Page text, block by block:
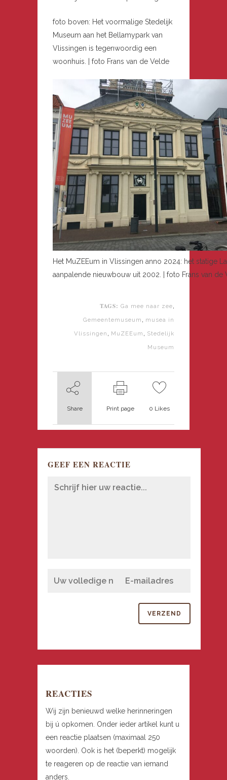
foto boven: Het voormalige Stedelijk
Museum aan het Bellamypark van
Vlissingen is tegenwoordig een
woonhuis. | foto Frans van de Velde
Het MuZEEum in Vlissingen anno 2024: het statige
aanpalende nieuwbouw uit 2002. | foto Frans van de
TAGS: Ga mee naar zee
Gemeentemuseum
musea in
Vlissingen
MuZEEum
Stedelijk
Museum
Share Print page 0 Likes
GEEF EEN REACTIE
REACTIES
Wij zijn benieuwd welke herinneringen
bij ú opkomen. Onder ieder artikel kunt u
een reactie plaatsen (maximaal 250
woorden). Ook is het (beperkt) mogelijk
te reageren op de reactie van iemand
anders.